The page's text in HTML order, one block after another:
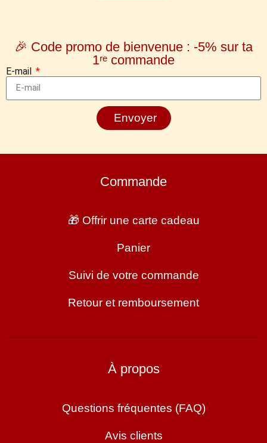
🎉 Code promo de bienvenue : -5% sur ta
1ʳᵉ commande
E-mail
Envoyer
Commande
🎁 Offrir une carte cadeau
Panier
Suivi de votre commande
Retour et remboursement
À propos
Questions fréquentes (FAQ)
Avis clients